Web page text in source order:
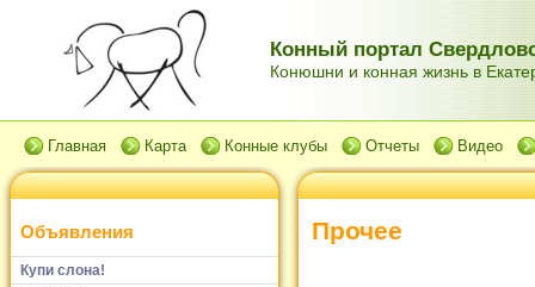
Конный портал
Конюшни и конная жизнь в
Главная Карта Конные клубы Отчеты Видео
Объявления
Купи слона!
Прочее